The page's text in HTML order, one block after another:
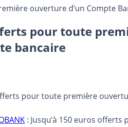
ouverture d’un Compte
pour toute
bancaire
pour toute première
: Jusqu’à 150 euros